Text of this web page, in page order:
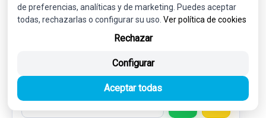
65,00 €
61,75 € sin IVA.
OEM: 889631744
de preferencias, analíticas y de marketing. Puedes aceptar
todas, rechazarlas o configurar su uso. Ver política de cookies
Rechazar
Configurar
Aceptar todas